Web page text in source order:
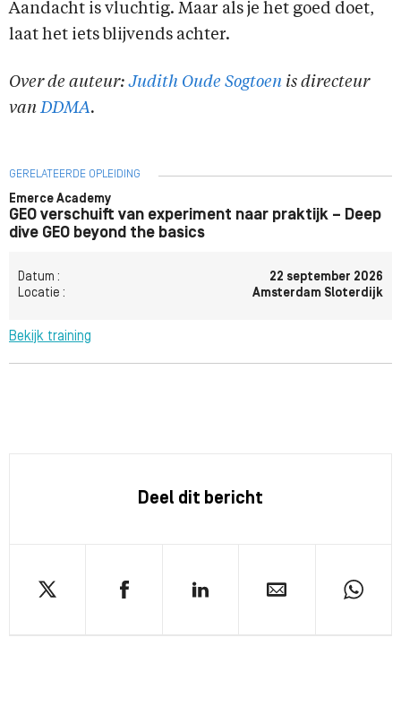
Aandacht is vluchtig. Maar als je het goed doet,
laat het iets blijvends achter.
Over de auteur:Judith Oude Sogtoen is directeur
van DDMA.
GERELATEERDE OPLEIDING
Emerce Academy
GEO verschuift van experiment naar praktijk – Deep
dive GEO beyond the basics
Datum :
22 september 2026
Locatie :
Amsterdam Sloterdijk
Bekijk training
Deel dit bericht